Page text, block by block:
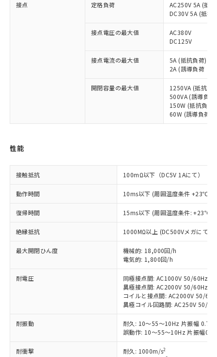
接点 定格負荷
AC250V 5A (抵
DC30V 5A (抵抗
接点電圧の最大値
AC380V
DC125V
接点電流の最大値
5A (抵抗負荷)
2A (誘導負荷（
開閉容量の最大値
1250VA (抵抗負
500VA (誘導負
150W (抵抗負荷)
60W (誘導負荷
性能
接触抵抗 100mΩ以下（DC5V 1Aにて）
動作時間 10ms以下 (周囲温度条件 +23℃)
復帰時間 15ms以下 (周囲温度条件: +23℃)
絶縁抵抗 1000MΩ以上 (DC500Vメガにて)
最大開閉ひん度
機械的: 18,000回/h
電気的: 1,800回/h
耐電圧
同極接点間: AC1000V 50/60Hz
異極接点間: AC2000V 50/60Hz
コイルと接点間: AC2000V 50/
異極コイル回路間: AC250V 50/
耐振動
耐久: 10～55～10Hz 片振幅
誤動作: 10～55～10Hz 片振幅
耐衝撃 耐久: 1000m/s2
ご利用条件
以下の条件をお読みいただき、同意のうえ
ご利用ください。
本サービスは、当社制御機器事業取扱
商品の当社在庫状況および標準価格
(税抜)を提供させていただくもので
当社制御機器事業取扱商品の中には、
本サービスの対象外となる商品もある
ことをご了承ください。
在庫状況および標準価格照会結果は、
記載している更新日時点での社内デー
タに基づき作成されるものであり、閲
覧された時点での実際の在庫および標
す。
有に対応した製品に切り替える予定のある
対応予定なし：EU RoHS指令（10物質）の
非含有に非対応の商品で、対応品を出す予
定はありません。
調査・確認中：EU RoHS指令（10物質）の
非含有の対応状況を調査中または確認中の
非該当品：ライセンス料など無形物で、有
害物質有無と関係のない商品です。
仕入先様の事情により、非含有部品として
いたものが、含有品と判明した場合などや
むを得ず変更することがあります。
鉛(Pb) 1000ppm以下、 水銀(Hg) 1000ppm以下、 カド
※1 中国RoHS○×表
「○」：最大均質材料含有率が中国RoHSの
基準値以下であることを示します。
「×」：最大均質材料含有率が中国RoHSの
基準値を超えていることを示します。
「－」：未確認です。当社販売部門へお問
*中国RoHS10物質の基準値 (GB/T26572)：
Pb(鉛) :1000ppm、 Hg(水銀) : 1000ppm、 Cd(カドミウ
当社は、これら貴社製品のうち、外国
為替および外国貿易法に定める商品
（以下｢規制貨物等」という）を輸出
または国外への提供する場合は、日本
国政府の輸出許可(または役務取引許